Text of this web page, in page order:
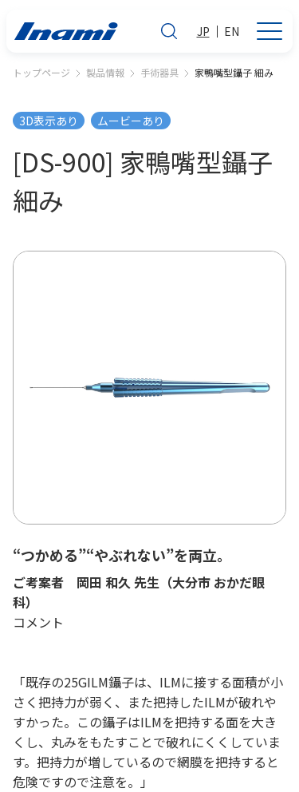
JP EN
トップページ 製品情報 手術器具 家鴨嘴型鑷子 細み
3D表示あり ムービーあり
[DS-900] 家鴨嘴型鑷子
細み
“つかめる”“やぶれない”を両立。
ご考案者 岡田 和久 先生（大分市 おかだ眼
科）
コメント
「既存の25GILM鑷子は、ILMに接する面積が小
さく把持力が弱く、また把持したILMが破れや
すかった。この鑷子はILMを把持する面を大き
くし、丸みをもたすことで破れにくくしていま
す。把持力が増しているので網膜を把持すると
危険ですので注意を。」